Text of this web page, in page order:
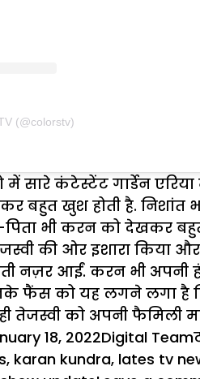
(@colorstv)
में सारे कंटेस्टेंट गार्डेन
बहुत खुश होती है.
भी करन को देखकर
की ओर इशारा किया और
नज़र आईं. करन भी अपनी
फैंस को यह लगने लगा है
तेजस्वी को अपनी फैमिली
18, 2022Author
Digital Team
, karan kundra, lates tv